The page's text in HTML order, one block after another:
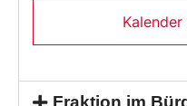
Fraktion im